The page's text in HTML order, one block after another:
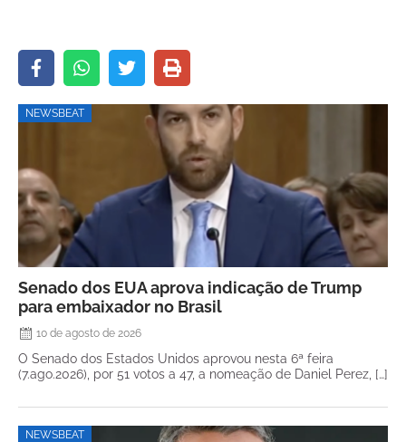
NEWSBEAT
Senado dos EUA aprova indicação de Trump
para embaixador no Brasil
10 de agosto de 2026
O Senado dos Estados Unidos aprovou nesta 6ª feira
(7.ago.2026), por 51 votos a 47, a nomeação de Daniel Perez, […]
NEWSBEAT